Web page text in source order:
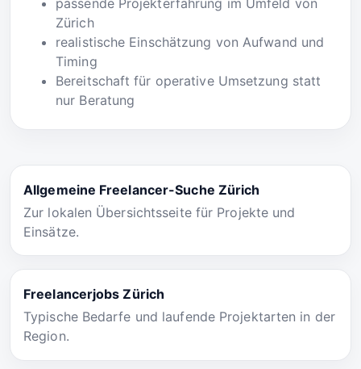
Zürich
realistische Einschätzung von Aufwand und
Timing
Bereitschaft für operative Umsetzung statt
nur Beratung
Allgemeine Freelancer-Suche Zürich
Zur lokalen Übersichtsseite für Projekte und
Einsätze.
Freelancerjobs Zürich
Typische Bedarfe und laufende Projektarten in der
Region.